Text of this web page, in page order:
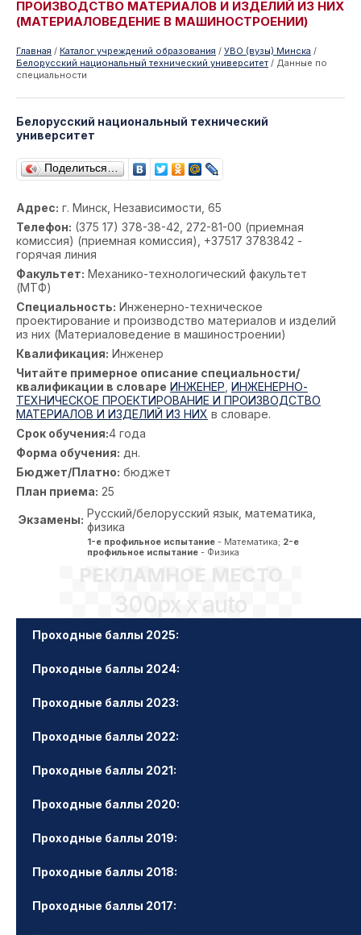
ПРОИЗВОДСТВО МАТЕРИАЛОВ И ИЗДЕЛИЙ ИЗ НИХ
(МАТЕРИАЛОВЕДЕНИЕ В МАШИНОСТРОЕНИИ)
Главная / Каталог учреждений образования / УВО (вузы) Минска /
Белорусский национальный технический университет / Данные по
специальности
Белорусский национальный технический
университет
Поделиться…
Адрес: г. Минск, Независимости, 65
Телефон: (375 17) 378-38-42, 272-81-00 (приемная
комиссия) (приемная комиссия), +37517 3783842 -
горячая линия
Факультет: Механико-технологический факультет
(МТФ)
Специальность: Инженерно-техническое
проектирование и производство материалов и изделий
из них (Материаловедение в машиностроении)
Квалификация: Инженер
Читайте примерное описание специальности/
квалификации в словаре ИНЖЕНЕР ИНЖЕНЕРНО-
ТЕХНИЧЕСКОЕ ПРОЕКТИРОВАНИЕ И ПРОИЗВОДСТВО
МАТЕРИАЛОВ И ИЗДЕЛИЙ ИЗ НИХ в словаре.
Срок обучения:4 года
Форма обучения: дн.
Бюджет/Платно: бюджет
План приема: 25
Экзамены: Русский/белорусский язык, математика,
физика
1-е профильное испытание - Математика; 2-е
профильное испытание - Физика
РЕКЛАМНОЕ МЕСТО
300px x auto
Проходные баллы 2025:
Проходные баллы 2024:
Проходные баллы 2023:
Проходные баллы 2022:
Проходные баллы 2021:
Проходные баллы 2020:
Проходные баллы 2019:
Проходные баллы 2018:
Проходные баллы 2017: